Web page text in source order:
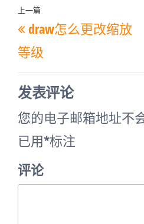
文
章
导
上
一
篇
文
章
上一篇
draw怎么更改缩放
等级
发表评论
您的电子邮箱地址不
已用*标注
评论